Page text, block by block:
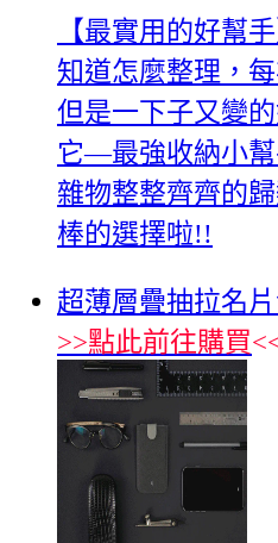
【最實用的好幫
知道怎麼整理，
但是一下子又變
它—最強收納小
雜物整整齊齊的
棒的選擇啦!!
超薄層疊抽拉名
>>點此前往購買